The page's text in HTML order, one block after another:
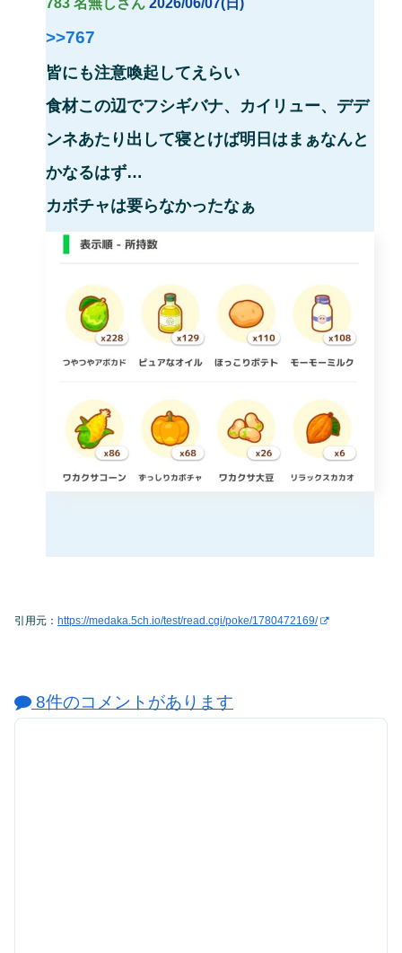
>>767
皆にも注意喚起してえらい
食材この辺でフシギバナ、カイリュー、デデ
ンネあたり出して寝とけば明日はまぁなんと
かなるはず…
カボチャは要らなかったなぁ
引用元： https://medaka.5ch.io/test/read.cgi/poke/1780472169/
8件のコメントがあります